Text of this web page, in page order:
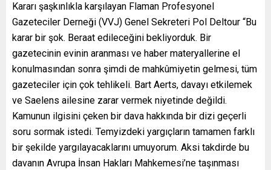
Kararı şaşkınlıkla karşılayan Flaman Profesyonel
Gazeteciler Derneği (VVJ) Genel Sekreteri Pol Deltour “Bu
karar bir şok. Beraat edileceğini bekliyorduk. Bir
gazetecinin evinin aranması ve haber materyallerine el
konulmasından sonra şimdi de mahkûmiyetin gelmesi, tüm
gazeteciler için çok tehlikeli. Bart Aerts, davayı etkilemek
ve Saelens ailesine zarar vermek niyetinde değildi.
Kamunun ilgisini çeken bir dava hakkında bir dizi geçerli
soru sormak istedi. Temyizdeki yargıçların tamamen farklı
bir şekilde yargılayacaklarını umuyorum. Aksi takdirde bu
davanın Avrupa İnsan Hakları Mahkemesi’ne taşınması